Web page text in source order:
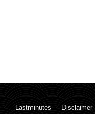
Lastminutes Disclaimer